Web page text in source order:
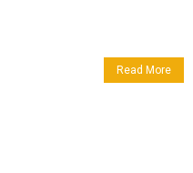
Read More